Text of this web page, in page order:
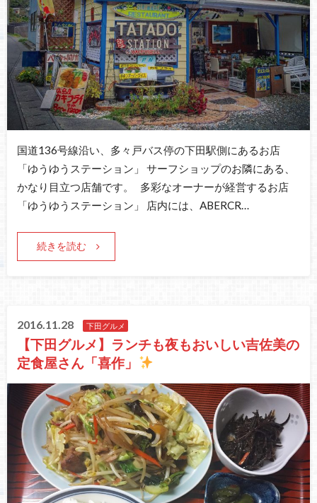
国道136号線沿い、多々戸バス停の下田駅側にあるお店
「ゆうゆうステーション」 サーフショップのお隣にある、
かなり目立つ店舗です。 多彩なオーナーが経営するお店
「ゆうゆうステーション」 店内には、ABERCR…
続きを読む
2016.11.28 下田グルメ
【下田グルメ】ランチも夜もおいしい吉佐美の
定食屋さん「喜作」